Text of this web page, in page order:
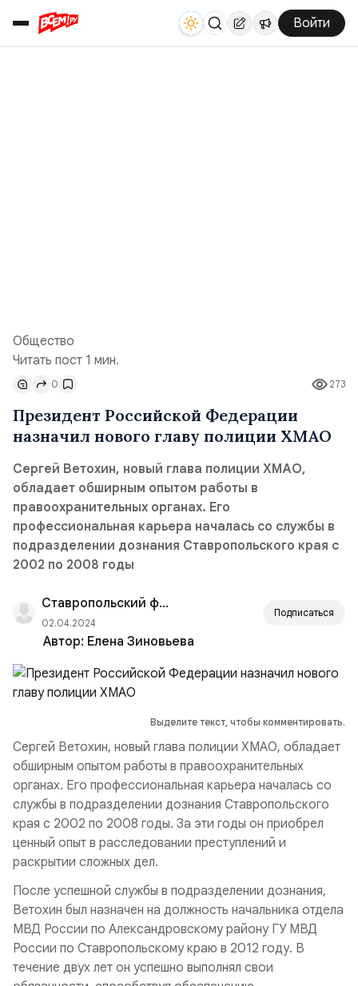
Войти
Общество
Читать пост 1 мин.
273
0
Президент Российской Федерации
назначил нового главу полиции ХМАО
Сергей Ветохин, новый глава полиции ХМАО,
обладает обширным опытом работы в
правоохранительных органах. Его
профессиональная карьера началась со службы в
подразделении дознания Ставропольского края с
2002 по 2008 годы
Ставропольский филиал РАНХиГС
02.04.2024
Подписаться
Автор: Елена Зиновьева
Выделите текст, чтобы комментировать.
Сергей Ветохин, новый глава полиции ХМАО, обладает
обширным опытом работы в правоохранительных
органах. Его профессиональная карьера началась со
службы в подразделении дознания Ставропольского
края с 2002 по 2008 годы. За эти годы он приобрел
ценный опыт в расследовании преступлений и
раскрытии сложных дел.
После успешной службы в подразделении дознания,
Ветохин был назначен на должность начальника отдела
МВД России по Александровскому району ГУ МВД
России по Ставропольскому краю в 2012 году. В
течение двух лет он успешно выполнял свои